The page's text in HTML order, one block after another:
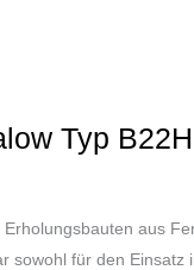
Typ B22H
Erholungsbauten aus
sowohl für den Einsatz